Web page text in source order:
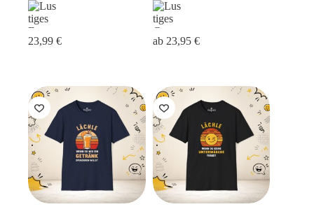
23,99 € ab 23,95 €